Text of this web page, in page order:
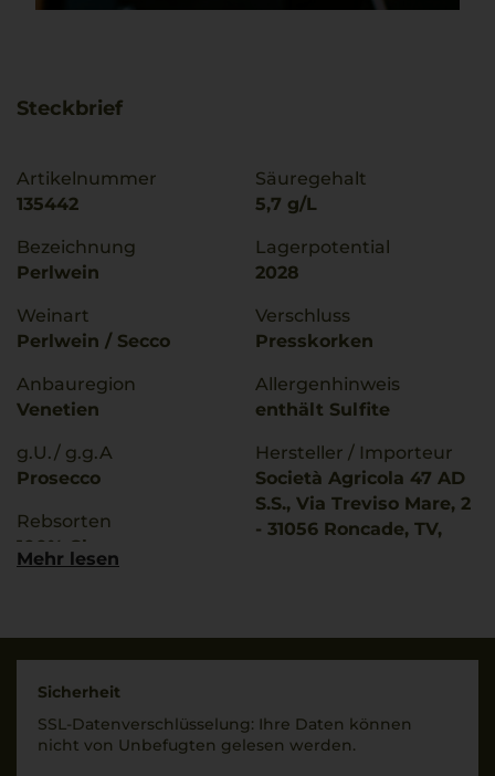
Steckbrief
Artikelnummer
135442
Bezeichnung
Perlwein
Weinart
Perlwein / Secco
Anbauregion
Venetien
g.U./ g.g.A
Prosecco
Rebsorten
100% Glera
Alkoholgehalt
11 % Vol.
Restsüße
13 g/L
Säuregehalt
5,7 g/L
Lagerpotential
2028
Verschluss
Presskorken
Allergenhinweis
enthält Sulfite
Hersteller / Importeur
Società Agricola 47 AD
S.S., Via Treviso Mare, 2
- 31056 Roncade, TV,
Füllmenge
Geschmack
Mehr lesen
Sicherheit
SSL-Daten­verschlüs­selung: Ihre Daten können
nicht von Unbe­fugten gelesen werden.